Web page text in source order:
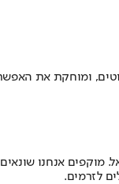
ומוחקת את
אנחנו שונאים
לזרמים.